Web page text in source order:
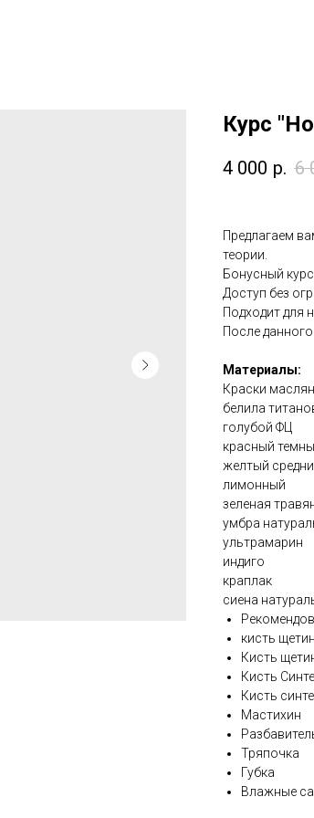
Курс
4 000 р. 6
Предлагаем
теории.
Бонусный
Доступ без
Подходит для
После
Материалы:
Краски
белила
голубой ФЦ
красный
желтый
лимонный
зеленая
умбра
ультрамарин
индиго
краплак
сиена
кисть
Кисть
Кисть
Кисть
Мастихин
Тряпочка
Губка
Влажные